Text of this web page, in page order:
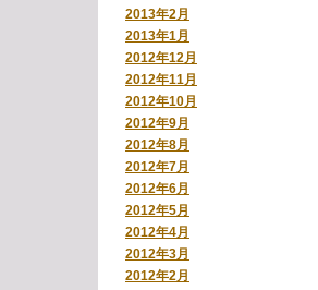
2013年2月
2013年1月
2012年12月
2012年11月
2012年10月
2012年9月
2012年8月
2012年7月
2012年6月
2012年5月
2012年4月
2012年3月
2012年2月